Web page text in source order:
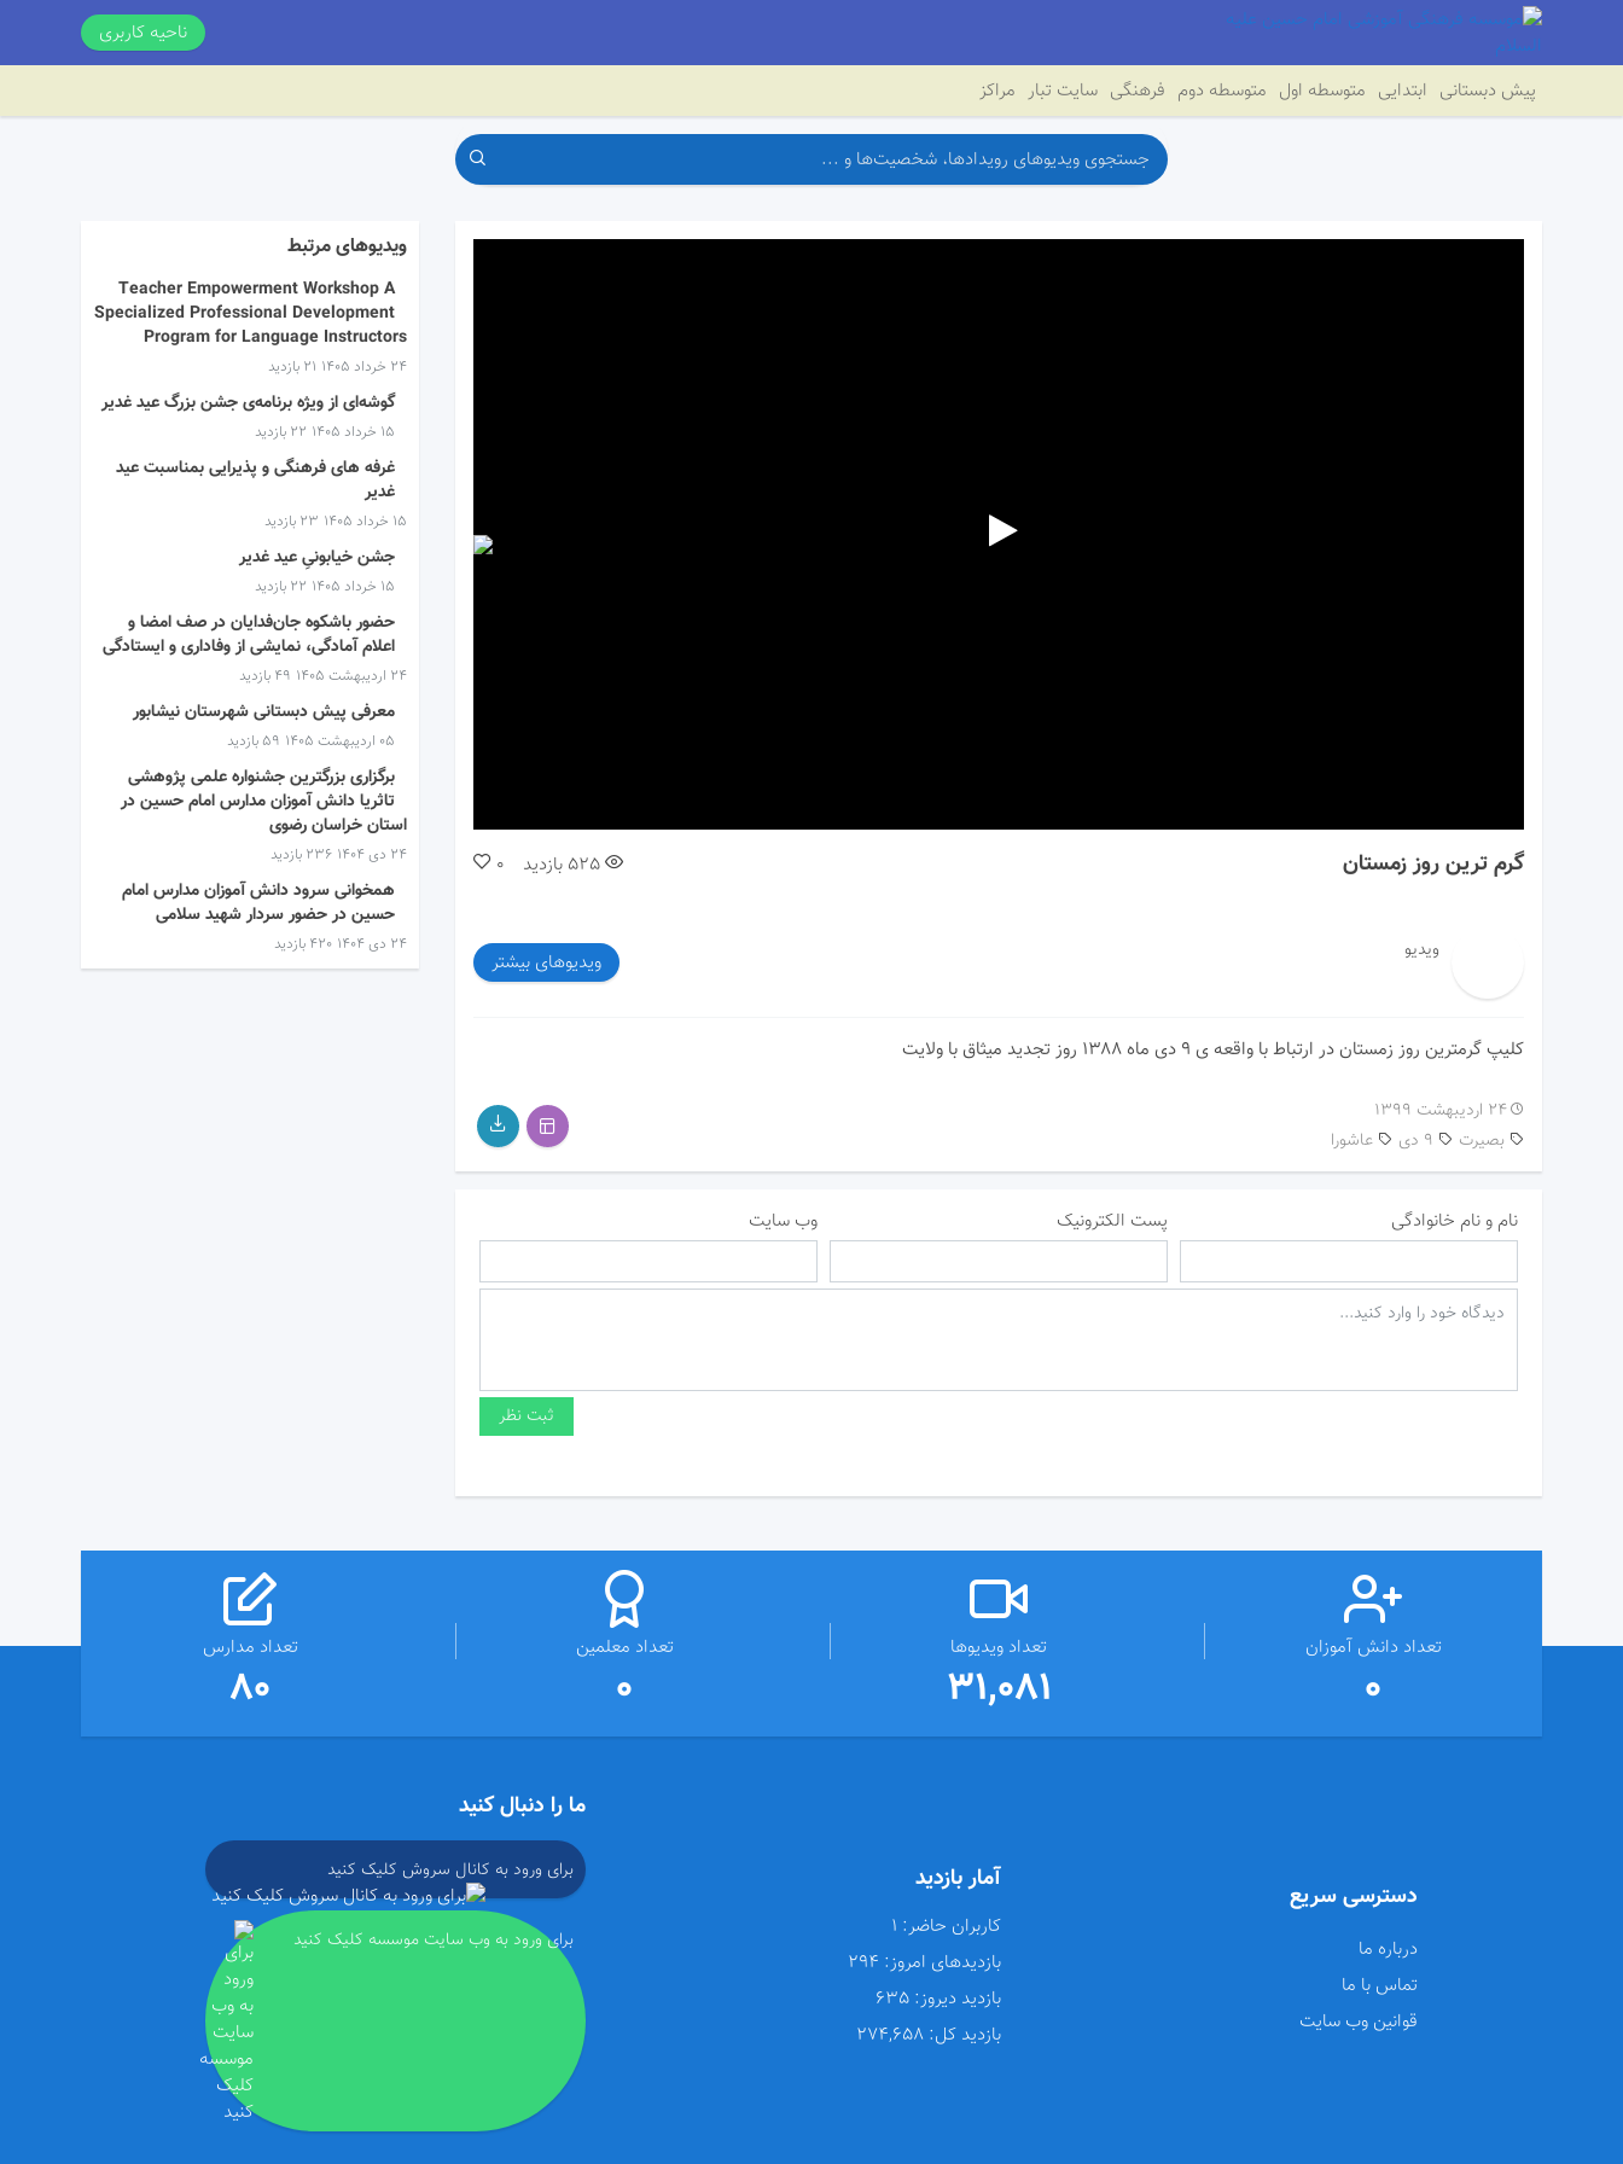
ناحیه کاربری
پیش دبستانی ابتدایی متوسطه اول متوسطه دوم فرهنگی سایت تبار مراکز
گرم ترین روز زمستان 0 525 بازدید
ویدیو ویدیوهای بیشتر
کلیپ گرمترین روز زمستان در ارتباط با واقعه ی ۹ دی ماه ۱۳۸۸ روز تجدید میثاق با ولایت
۲۴ اردیبهشت ۱۳۹۹
9 دی
بصیرت عاشورا
نام و نام خانوادگی پست الکترونیک وب سایت
ویدیوهای مرتبط
Teacher Empowerment Workshop A
Specialized Professional Development
Program for Language Instructors
۲۴ خرداد ۱۴۰۵ 21 بازدید
گوشه‌ای از ویژه برنامه‌ی جشن بزرگ عید غدیر
۱۵ خرداد ۱۴۰۵ 22 بازدید
غرفه های فرهنگی و پذیرایی بمناسبت عید
غدیر
۱۵ خرداد ۱۴۰۵ 23 بازدید
جشن خیابونیِ عید غدیر
۱۵ خرداد ۱۴۰۵ 22 بازدید
حضور باشکوه جان‌فدایان در صف امضا و
اعلام آمادگی، نمایشی از وفاداری و ایستادگی
۲۴ اردیبهشت ۱۴۰۵ 49 بازدید
معرفی پیش دبستانی شهرستان نیشابور
۰۵ اردیبهشت ۱۴۰۵ 59 بازدید
برگزاری بزرگترین جشنواره علمی پژوهشی
تاثریا دانش آموزان مدارس امام حسین در
استان خراسان رضوی
۲۴ دی ۱۴۰۴ 236 بازدید
همخوانی سرود دانش آموزان مدارس امام
حسین در حضور سردار شهید سلامی
۲۴ دی ۱۴۰۴ 420 بازدید
تعداد دانش آموزان
0
تعداد ویدیوها
31,081
تعداد معلمین
0
تعداد مدارس
80
دسترسی سریع
درباره ما
تماس با ما
قوانین وب سایت
آمار بازدید
کاربران حاضر:
بازدیدهای امروز:
بازدید دیروز:
بازدید کل:
ما را دنبال کنید
برای ورود به کانال سروش کلیک کنید
برای ورود به وب سایت موسسه کلیک کنید